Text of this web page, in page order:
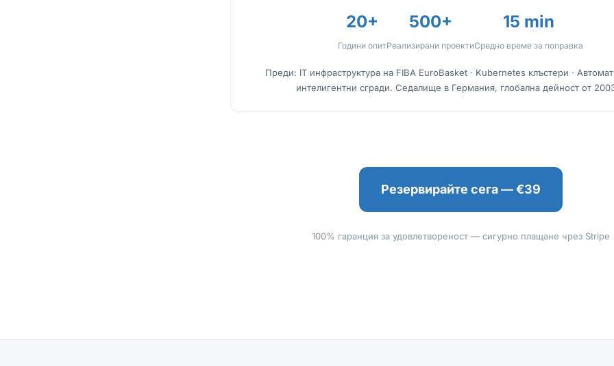
20+
Години опит
500+
Реализирани проекти
15 min
Средно време за поправка
Преди: IT инфраструктура на FIBA EuroBasket · Kubernetes клъстери ·
интелигентни сгради. Седалище в Германия, глобална дейност от
Резервирайте сега — €39
100% гаранция за удовлетвореност — сигурно плащане чрез Stripe